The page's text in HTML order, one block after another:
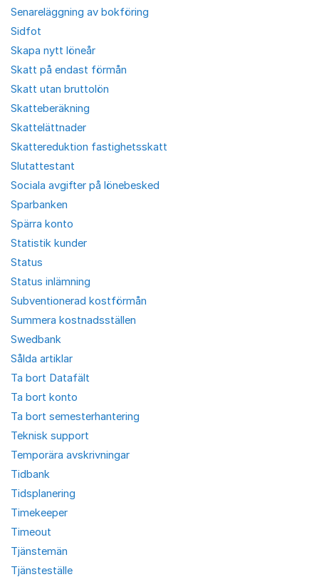
Senareläggning av bokföring
Sidfot
Skapa nytt löneår
Skatt på endast förmån
Skatt utan bruttolön
Skatteberäkning
Skattelättnader
Skattereduktion fastighetsskatt
Slutattestant
Sociala avgifter på lönebesked
Sparbanken
Spärra konto
Statistik kunder
Status
Status inlämning
Subventionerad kostförmån
Summera kostnadsställen
Swedbank
Sålda artiklar
Ta bort Datafält
Ta bort konto
Ta bort semesterhantering
Teknisk support
Temporära avskrivningar
Tidbank
Tidsplanering
Timekeeper
Timeout
Tjänstemän
Tjänsteställe